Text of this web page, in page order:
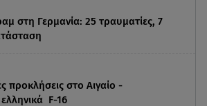
στη Γερμανία: 25 τραυματίες, 7
προκλήσεις στο Αιγαίο -
F-16